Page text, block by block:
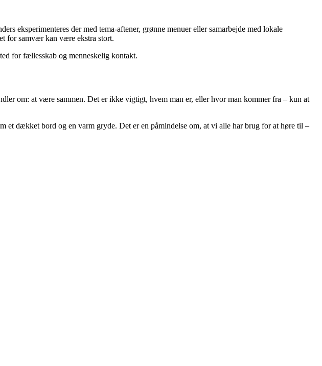
eksperimenteres der med tema-aftener, grønne menuer eller samarbejde med lokale
for samvær kan være ekstra stort.
for fællesskab og menneskelig kontakt.
om: at være sammen. Det er ikke vigtigt, hvem man er, eller hvor man kommer fra – kun at
et dækket bord og en varm gryde. Det er en påmindelse om, at vi alle har brug for at høre til –